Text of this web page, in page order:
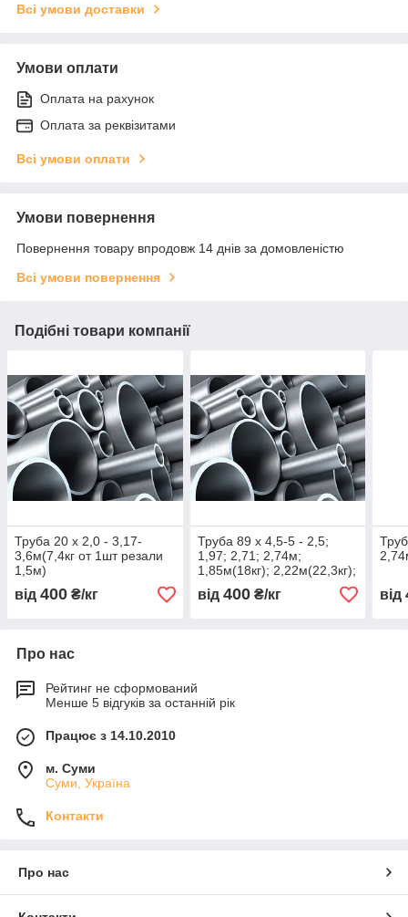
Всі умови доставки
Умови оплати
Оплата на рахунок
Оплата за реквізитами
Всі умови оплати
Умови повернення
Повернення товару впродовж 14 днів за домовленістю
Всі умови повернення
Подібні товари компанії
Труба 20 х 2,0 - 3,17-
3,6м(7,4кг от 1шт резали
1,5м)
від 400 ₴/кг
Труба 89 х 4,5-5 - 2,5;
1,97; 2,71; 2,74м;
1,85м(18кг); 2,22м(22,3кг);
2,15м(21,6кг) по 1шт
від 400₴/кг від
Про нас
Рейтинг не сформований
Менше 5 відгуків за останній рік
Працює з 14.10.2010
м. Суми
Суми, Україна
Контакти
Про нас